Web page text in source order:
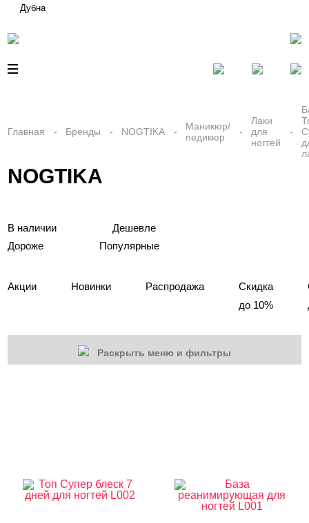
Дубна
Главная Бренды NOGTIKA
Маникюр/
педикюр
Лаки
для
ногтей
NOGTIKA
В наличии
Дешевле
Дороже
Популярные
Акции Новинки Распродажа
Скидка
до 10%
Раскрыть меню и фильтры
Дизайн ногтей